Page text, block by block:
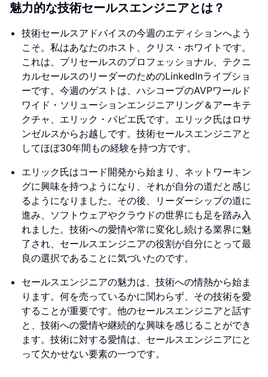
魅力的な技術セールスエンジニアとは？
技術セールスアドバイスの今週のエディションへよう
こそ。私はあなたのホスト、クリス・ホワイトです。
これは、プリセールスのプロフェッショナル、テクニ
カルセールスのリーダーのためのLinkedInライブショ
ーです。今週のゲストは、ハシコープのAVPワールド
ワイド・ソリューションエンジニアリング＆アーキテ
クチャ、エリック・パピエ氏です。エリック氏はロサ
ンゼルスからお越しです。技術セールスエンジニアと
してほぼ30年間もの経験を持つ方です。
エリック氏はコード開発から始まり、ネットワーキン
グに興味を持つようになり、それが自分の道だと感じ
るようになりました。その後、リーダーシップの道に
進み、ソフトウェアやクラウドの世界にも足を踏み入
れました。技術への愛情や常に変化し続ける業界に魅
了され、セールスエンジニアの役割が自分にとって最
良の選択であることに気づいたのです。
セールスエンジニアの魅力は、技術への情熱から始ま
ります。何を売っているかに関わらず、その技術を愛
することが重要です。他のセールスエンジニアと話す
と、技術への愛情や継続的な興味を感じることができ
ます。技術に対する愛情は、セールスエンジニアにと
って欠かせない要素の一つです。